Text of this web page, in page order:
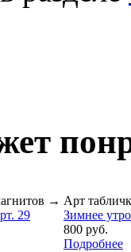
→
29
Арт
Зимнее
800 руб.
Подробнее